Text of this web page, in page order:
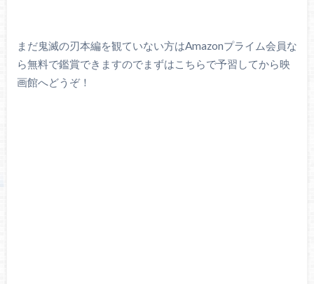
まだ鬼滅の刃本編を観ていない方はAmazonプライム会員な
ら無料で鑑賞できますのでまずはこちらで予習してから映
画館へどうぞ！